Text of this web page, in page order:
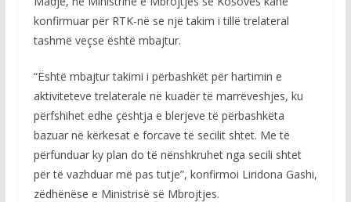
konfirmuar për RTK-në se një takim i tillë trelateral
tashmë veçse është mbajtur.
“Është mbajtur takimi i përbashkët për hartimin e
aktiviteteve trelaterale në kuadër të marrëveshjes, ku
përfshihet edhe çështja e blerjeve të përbashkëta
bazuar në kërkesat e forcave të secilit shtet. Me të
përfunduar ky plan do të nënshkruhet nga secili shtet
për të vazhduar më pas tutje”, konfirmoi Liridona Gashi,
zëdhënëse e Ministrisë së Mbrojtjes.